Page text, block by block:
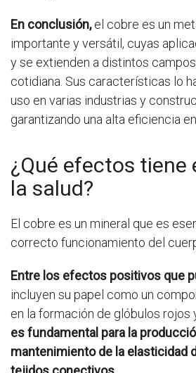
En conclusión,el cobre es un
importante y versátil, cuyas
y se extienden a distintos
cotidiana. Sus características lo
uso en varias industrias y
garantizando una alta eficiencia
¿Qué efectos tiene
la salud?
El cobre es un mineral que es
correcto funcionamiento del
Entre los efectos positivos que
incluyen su papel como un
en la formación de glóbulos rojos
es fundamental para la
mantenimiento de la elasticidad